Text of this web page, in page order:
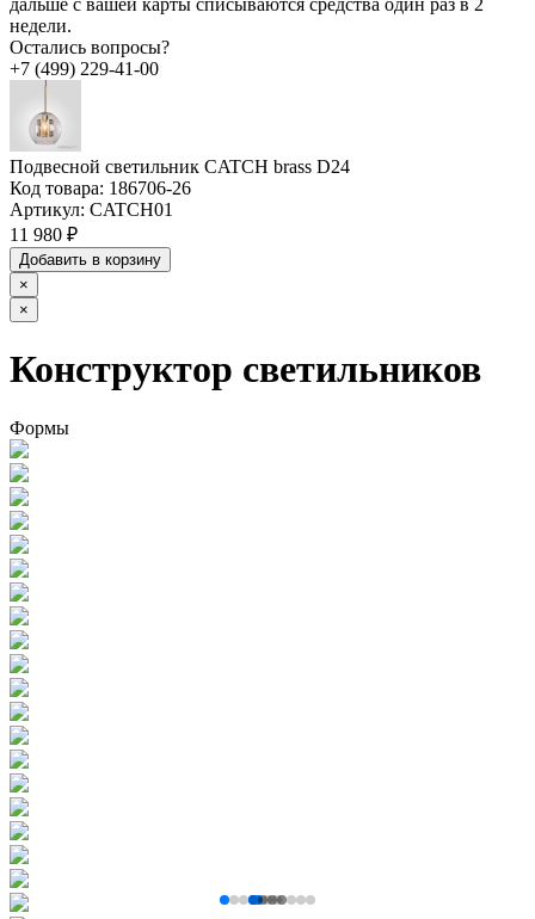
недели.
Остались вопросы?
+7 (499) 229-41-00
Подвесной светильник CATCH brass D24
Код товара: 186706-26
Артикул: CATCH01
11 980 ₽
Добавить в корзину
×
×
Конструктор светильников
Формы